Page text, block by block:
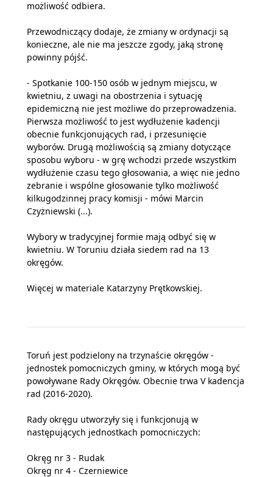
możliwość odbiera.
Przewodniczący dodaje, że zmiany w ordynacji są
konieczne, ale nie ma jeszcze zgody, jaką stronę
powinny pójść.
- Spotkanie 100-150 osób w jednym miejscu, w
kwietniu, z uwagi na obostrzenia i sytuację
epidemiczną nie jest możliwe do przeprowadzenia.
Pierwsza możliwość to jest wydłużenie kadencji
obecnie funkcjonujących rad, i przesunięcie
wyborów. Drugą możliwością są zmiany dotyczące
sposobu wyboru - w grę wchodzi przede wszystkim
wydłużenie czasu tego głosowania, a więc nie jedno
zebranie i wspólne głosowanie tylko możliwość
kilkugodzinnej pracy komisji - mówi Marcin
Czyżniewski (...).
Wybory w tradycyjnej formie mają odbyć się w
kwietniu. W Toruniu działa siedem rad na 13
okręgów.
Więcej w materiale Katarzyny Prętkowskiej.
Toruń jest podzielony na trzynaście okręgów -
jednostek pomocniczych gminy, w których mogą być
powoływane Rady Okręgów. Obecnie trwa V kadencja
rad (2016-2020).
Rady okręgu utworzyły się i funkcjonują w
następujących jednostkach pomocniczych:
Okręg nr 3 - Rudak
Okręg nr 4 - Czerniewice